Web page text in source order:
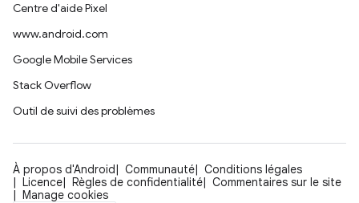
Centre d'aide Pixel
www.android.com
Google Mobile Services
Stack Overflow
Outil de suivi des problèmes
À propos d'Android Communauté
Conditions légales
Licence
Règles de confidentialité
Commentaires sur le site
Manage cookies